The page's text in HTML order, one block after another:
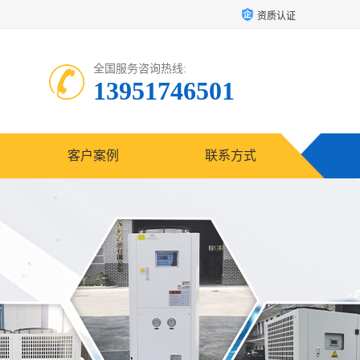
资质认证
全国服务咨询热线:
13951746501
客户案例 联系方式